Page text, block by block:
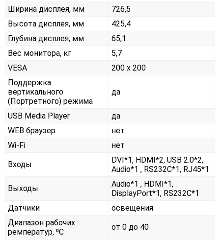
Ширина дисплея, мм
726,5
Высота дисплея, мм
425,4
Глубина дисплея, мм
65,1
Вес монитора, кг
5,7
VESA
200 x 200
Поддержка
вертикального
(Портретного) режима
да
USB Media Player
да
WEB браузер
нет
Wi-Fi
нет
Входы
DVI*1, HDMI*2, USB 2.0*2,
Audio*1 , RS232С*1, RJ45*1
Выходы
Audio*1 , HDMI*1,
DisplayPort*1, RS232С*1
Датчики
освещения
Диапазон рабочих
ремператур, ⁰С
от 0 до 40